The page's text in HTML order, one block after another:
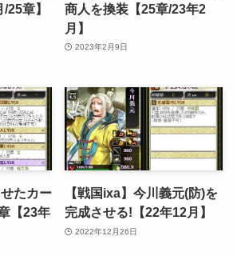
章】
商人を換装【25章/23年2
月】
2023年2月9日
たカー
【23年
【戦国ixa】今川義元(防)を
完成させる!【22年12月】
2022年12月26日